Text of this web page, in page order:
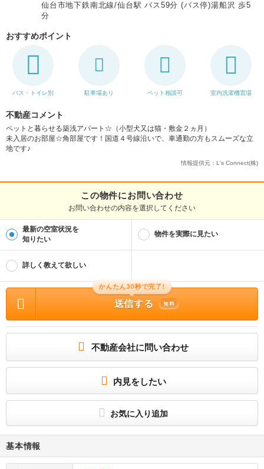
仙台市地下鉄南北線/仙台駅 バス59分 (バス停)湯船沢 歩5
分
おすすめポイント
バス・トイレ別 駐車場あり ペット相談可 室内洗濯機置場
不動産コメント
ペットと暮らせる築浅アパート☆（小型犬又は猫・敷金２ヵ月）
未入居のお部屋☆角部屋です！国道４号線沿いで、車通勤の方もスムーズな立
地です♪
情報提供元：L's Connect(株)
この物件にお問い合わせ
お問い合わせの内容を選択してください
最新の空室状況を
知りたい
物件を実際に見たい
詳しく教えて欲しい
かんたん30秒で完了!
送信する 無料
不動産会社に問い合わせ
内見をしたい
お気に入り追加
基本情報